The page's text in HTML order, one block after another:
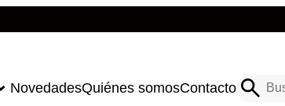
NovedadesQuiénes somosContactoBuscar